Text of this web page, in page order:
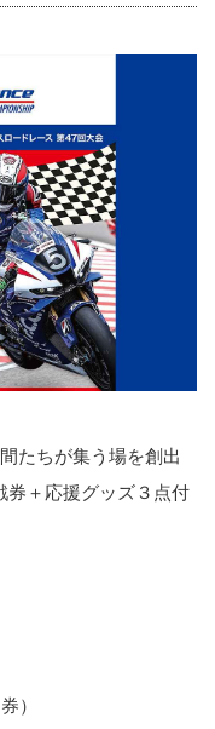
たちが集う場を創出
券＋応援グッズ３点付
）